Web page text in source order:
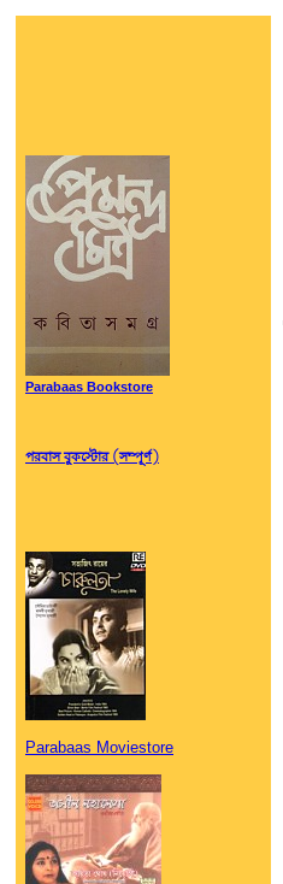
Parabaas Bookstore
পরবাস বুকস্টোর (সম্পূর্ণ)
Parabaas Moviestore